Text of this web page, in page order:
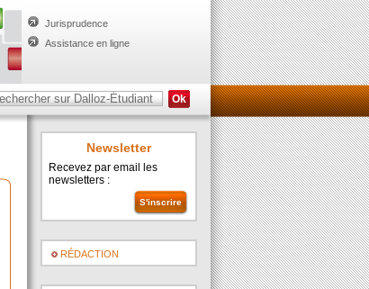
Jurisprudence
Assistance en ligne
Newsletter
Recevez par email les
newsletters :
RÉDACTION